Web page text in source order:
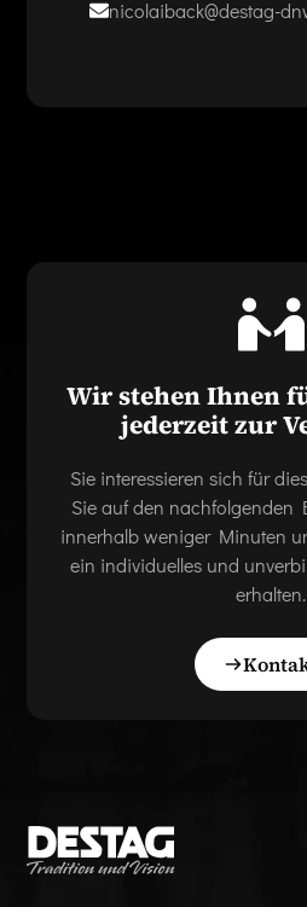
nicolaiback@destag-
Wir stehen Ihnen
jederzeit zur
Sie interessieren sich für
Sie auf den nachfolgenden
innerhalb weniger Minuten
ein individuelles und
erhalten.